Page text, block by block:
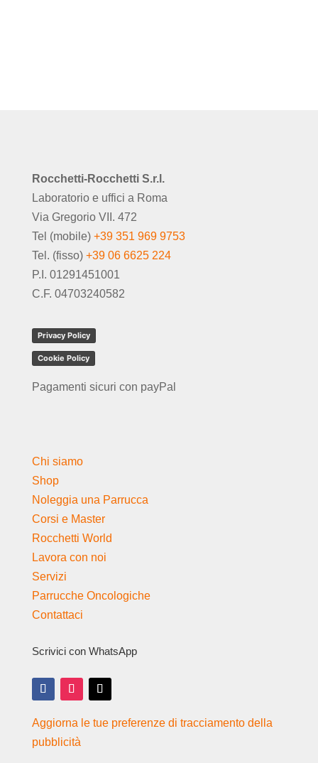
Rocchetti-Rocchetti S.r.l.
Laboratorio e uffici a Roma
Via Gregorio VII. 472
Tel (mobile) +39 351 969 9753
Tel. (fisso) +39 06 6625 224
P.I. 01291451001
C.F. 04703240582
Privacy Policy
Cookie Policy
Pagamenti sicuri con payPal
Chi siamo
Shop
Noleggia una Parrucca
Corsi e Master
Rocchetti World
Lavora con noi
Servizi
Parrucche Oncologiche
Contattaci
Scrivici con WhatsApp
Aggiorna le tue preferenze di tracciamento della
pubblicità